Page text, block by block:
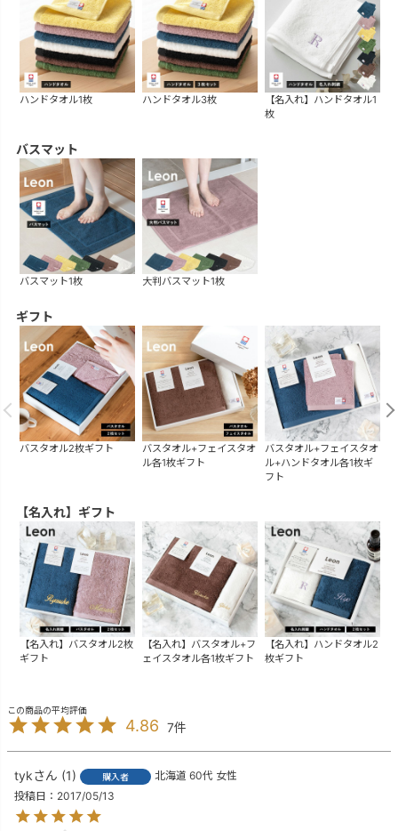
ハンドタオル1枚 ハンドタオル3枚
【名入れ】ハンドタオル1
枚
バスマット
バスマット1枚 大判バスマット1枚
ギフト
バスタオル2枚ギフト
バスタオル+フェイスタオ
ル各1枚ギフト
バスタオル+フェイスタオ
ル+ハンドタオル各1枚ギ
フト
【名入れ】ギフト
【名入れ】バスタオル2枚
ギフト
【名入れ】バスタオル+フ
ェイスタオル各1枚ギフト
【名入れ】ハンドタオル2
枚ギフト
4.86 7
tyk 1 購入者 北海道 60代 女性
投稿日
2017/05/13